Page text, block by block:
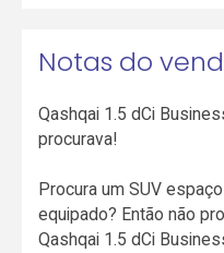
Notas do
Qashqai 1.5 dCi
procurava!
Procura um SUV
equipado? Então não
Qashqai 1.5 dCi